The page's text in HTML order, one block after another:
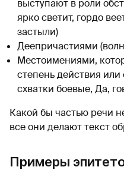
выступают в роли
ярко светит, гордо
застыли)
Деепричастиями
Местоимениями,
степень действия
схватки боевые, Да,
Какой бы частью речи
все они делают текст
Примеры